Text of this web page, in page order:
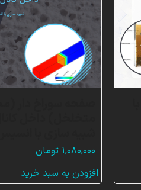
۱,۰۸۰,۰۰۰ تومان
افزودن به سبد خرید